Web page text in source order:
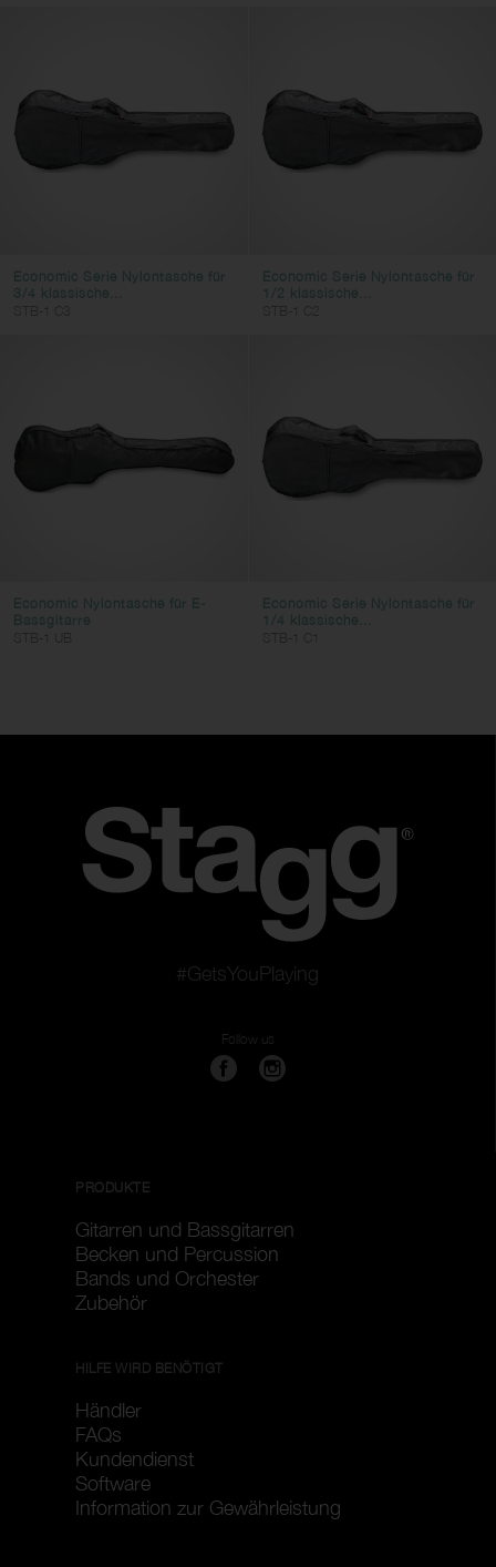
Economic Serie Nylontasche für
3/4 klassische...
Economic Serie Nylontasche für
1/2 klassische...
Economic Nylontasche für E-
Bassgitarre
Economic Serie Nylontasche für
1/4 klassische...
#GetsYouPlaying
Follow us
PRODUKTE
Gitarren und Bassgitarren
Becken und Percussion
Bands und Orchester
Zubehör
HILFE WIRD BENÖTIGT
Händler
FAQs
Kundendienst
Software
Information zur Gewährleistung